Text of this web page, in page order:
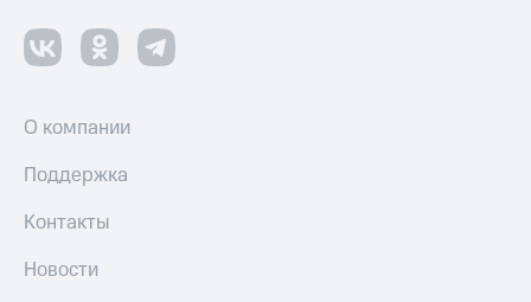
О компании
Поддержка
Контакты
Новости